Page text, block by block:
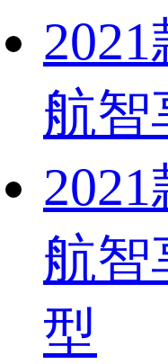
航智
航智
型